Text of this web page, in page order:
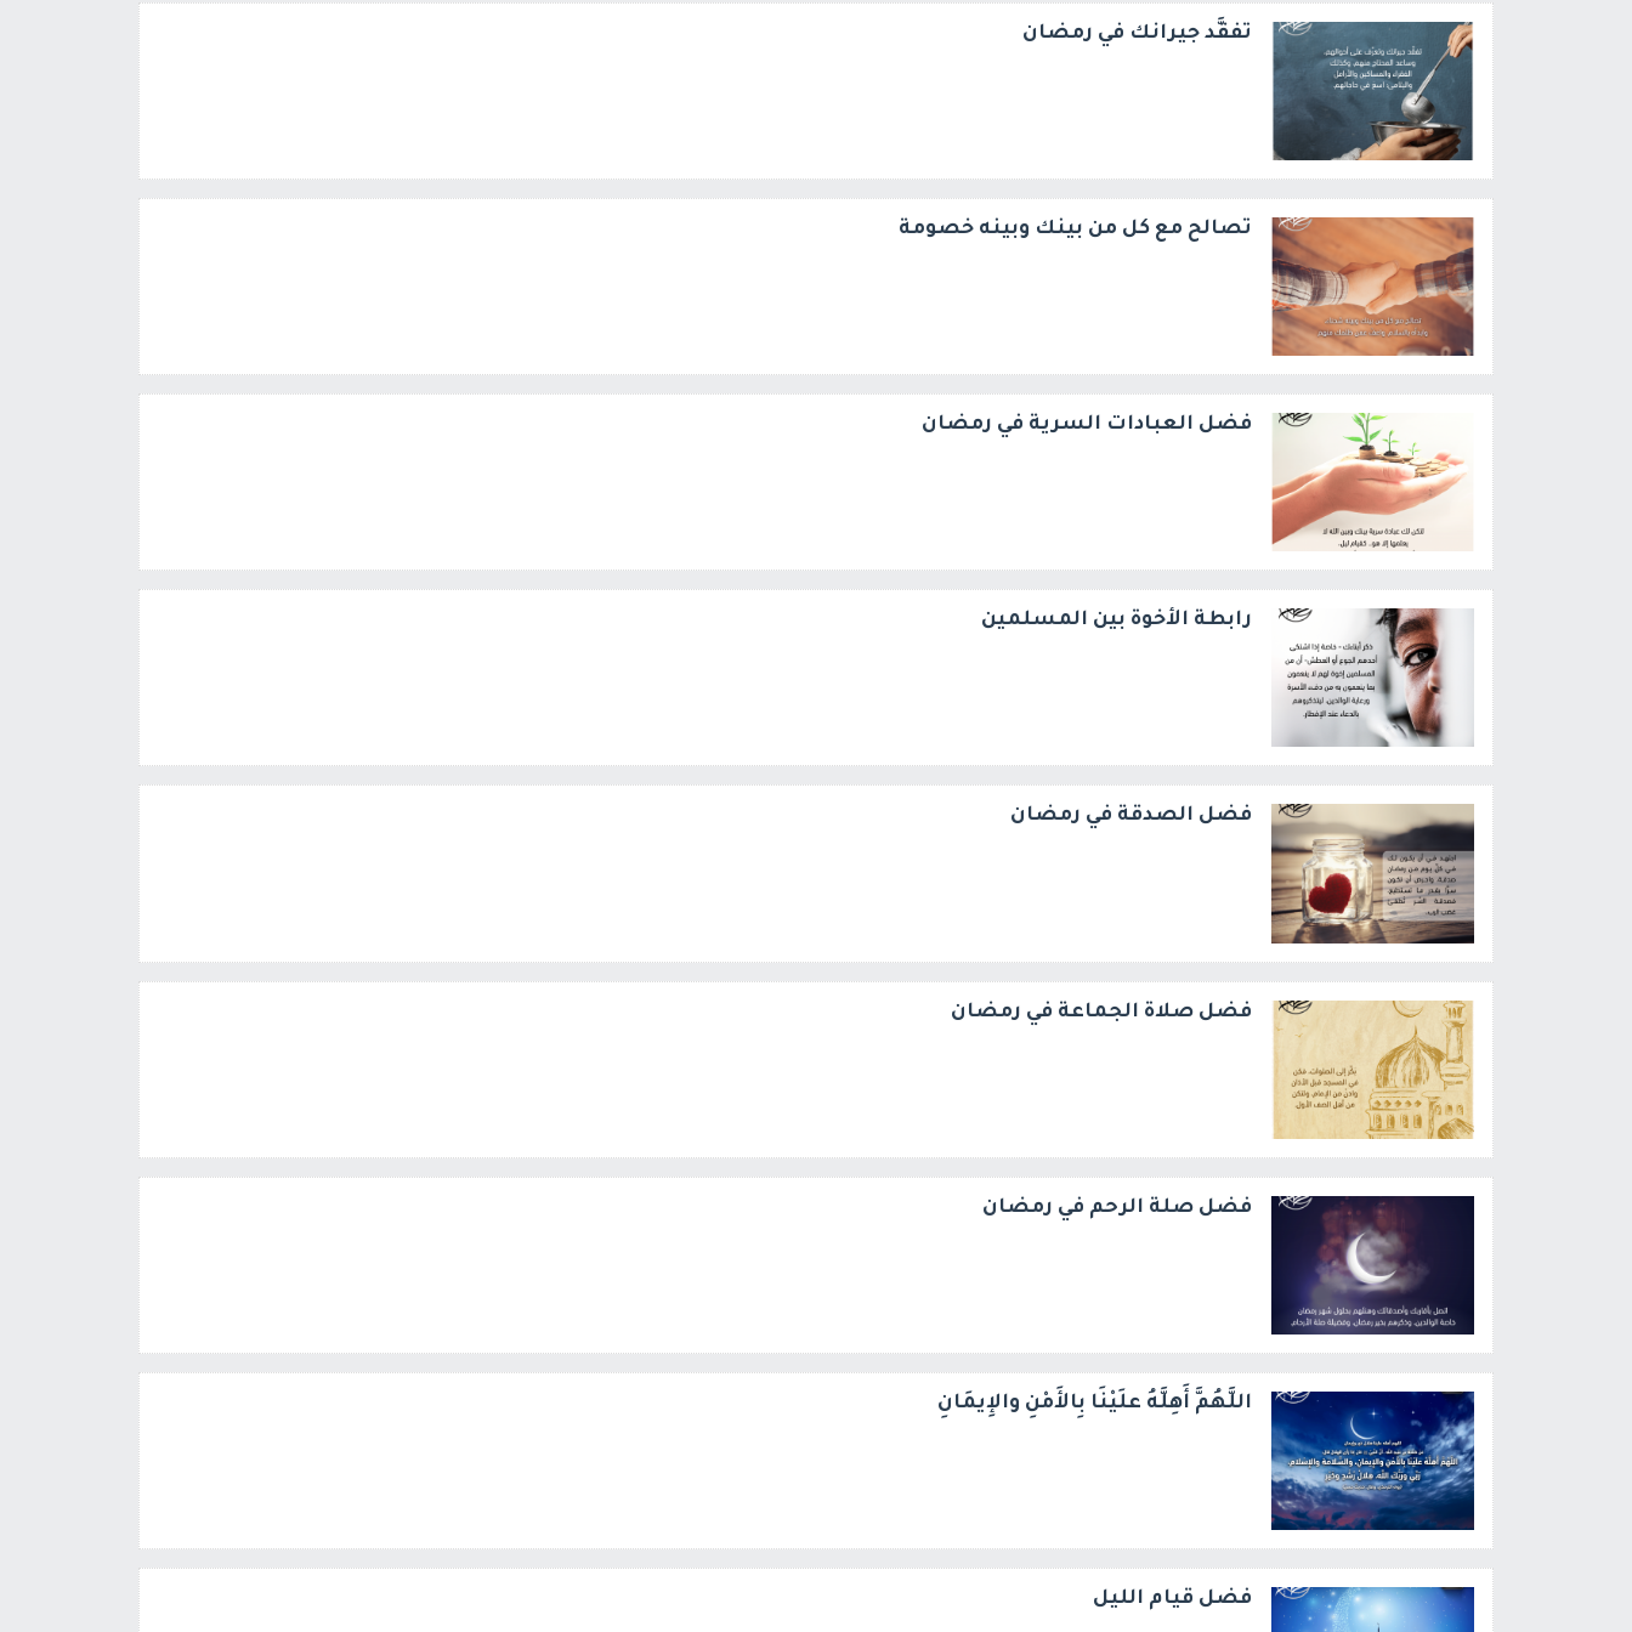
تفقَّد جيرانك في رمضان
تصالح مع كل من بينك وبينه خصومة
فضل العبادات السرية في رمضان
رابطة الأخوة بين المسلمين
فضل الصدقة في رمضان
فضل صلاة الجماعة في رمضان
فضل صلة الرحم في رمضان
اللَّهُمَّ أَهِلَّهُ علَيْنَا بِالأَمْنِ والإِيمَانِ
فضل قيام الليل